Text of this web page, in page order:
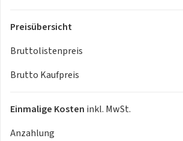
- Audiosystem MP3-fähig
- Connect Box
- iPod®/iPhone®/Android Schnittstelle
- Bluetooth Schnittstelle
- Telefonvorbereitung mit Bluetooth
Preisübersicht
Bruttolistenpreis
Brutto Kaufpreis
Einmalige Kosten inkl. MwSt.
Anzahlung